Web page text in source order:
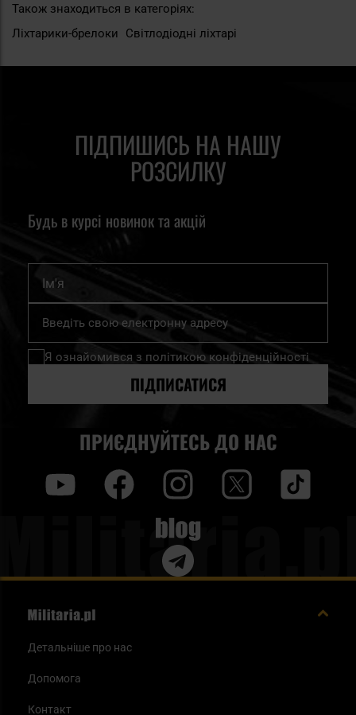
Також знаходиться в категоріях:
Ліхтарики-брелоки
Світлодіодні ліхтарі
ПІДПИШИСЬ НА НАШУ
РОЗСИЛКУ
Будь в курсі новинок та акцій
Підпишіться
нашу
розсилку
Я ознайомився з політикою конфіденційності
ПІДПИСАТИСЯ
ПРИЄДНУЙТЕСЬ ДО НАС
Blog
Детальніше про нас
Допомога
Контакт